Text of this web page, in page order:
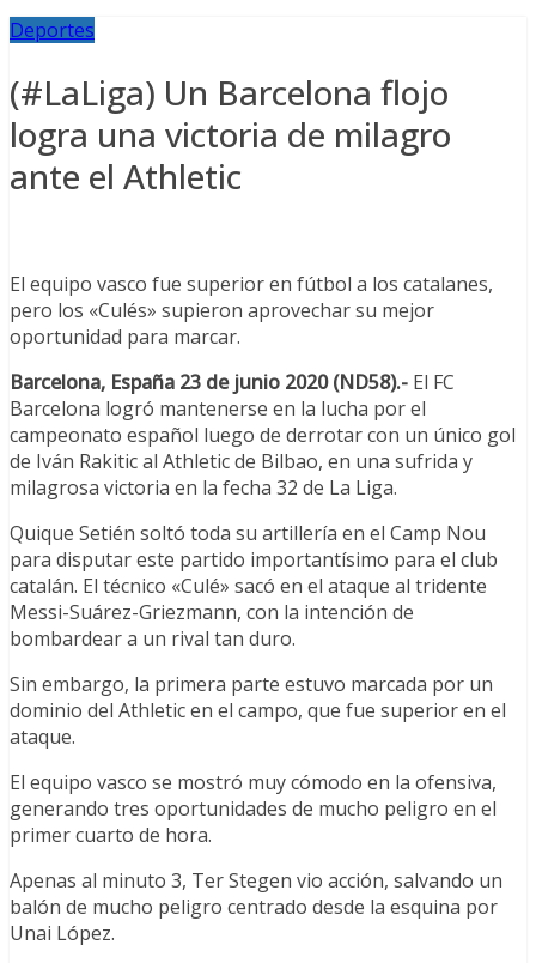
Deportes
(#LaLiga) Un Barcelona flojo
logra una victoria de milagro
ante el Athletic
El equipo vasco fue superior en fútbol a los catalanes,
pero los «Culés» supieron aprovechar su mejor
oportunidad para marcar.
Barcelona, España 23 de junio 2020 (ND58).- El FC
Barcelona logró mantenerse en la lucha por el
campeonato español luego de derrotar con un único gol
de Iván Rakitic al Athletic de Bilbao, en una sufrida y
milagrosa victoria en la fecha 32 de La Liga.
Quique Setién soltó toda su artillería en el Camp Nou
para disputar este partido importantísimo para el club
catalán. El técnico «Culé» sacó en el ataque al tridente
Messi-Suárez-Griezmann, con la intención de
bombardear a un rival tan duro.
Sin embargo, la primera parte estuvo marcada por un
dominio del Athletic en el campo, que fue superior en el
ataque.
El equipo vasco se mostró muy cómodo en la ofensiva,
generando tres oportunidades de mucho peligro en el
primer cuarto de hora.
Apenas al minuto 3, Ter Stegen vio acción, salvando un
balón de mucho peligro centrado desde la esquina por
Unai López.